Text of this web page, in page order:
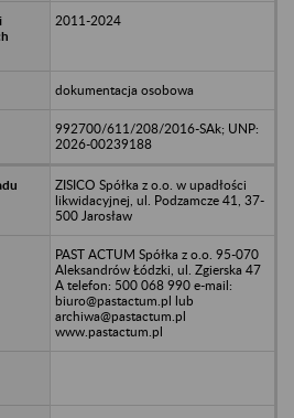
2011-2024
dokumentacja osobowa
992700/611/208/2016-SAk; UNP:
2026-00239188
ZISICO Spółka z o.o. w upadłości
likwidacyjnej, ul. Podzamcze 41, 37-
500 Jarosław
PAST ACTUM Spółka z o.o. 95-070
Aleksandrów Łódzki, ul. Zgierska 47
A telefon: 500 068 990 e-mail:
biuro@pastactum.pl lub
archiwa@pastactum.pl
www.pastactum.pl